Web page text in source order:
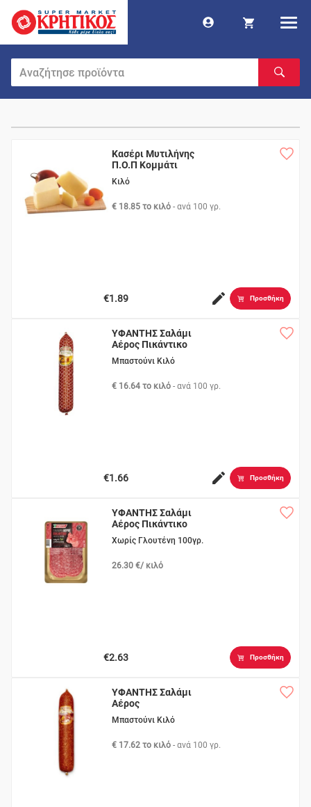
Κασέρι Μυτιλήνης
Π.Ο.Π Κομμάτι
Κιλό
€ 18.85 το κιλό - ανά 100 γρ.
€1.89 Προσθήκη
ΥΦΑΝΤΗΣ Σαλάμι
Αέρος Πικάντικο
Μπαστούνι Κιλό
€ 16.64 το κιλό - ανά 100 γρ.
€1.66 Προσθήκη
ΥΦΑΝΤΗΣ Σαλάμι
Αέρος Πικάντικο
Χωρίς Γλουτένη 100γρ.
26.30 €/ κιλό
€2.63 Προσθήκη
ΥΦΑΝΤΗΣ Σαλάμι
Αέρος
Μπαστούνι Κιλό
€ 17.62 το κιλό - ανά 100 γρ.